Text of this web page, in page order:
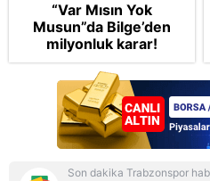
“Var Mısın Yok
Musun”da Bilge’den
milyonluk karar!
Son dakika Trabzonspor